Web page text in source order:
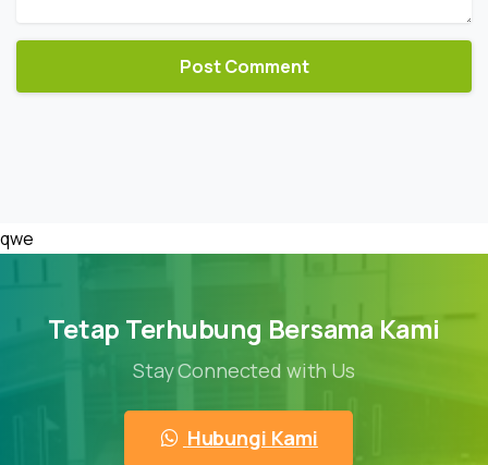
qwe
Tetap Terhubung Bersama Kami
Stay Connected with Us
Hubungi Kami